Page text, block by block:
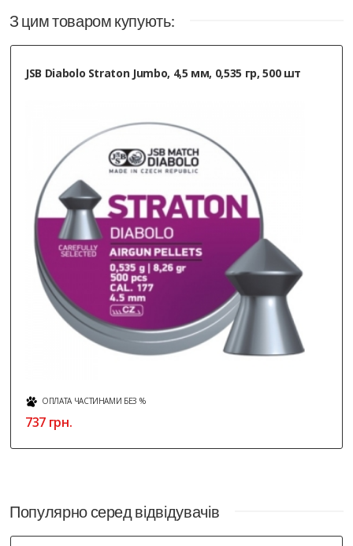
З цим товаром купують:
JSB Diabolo Straton Jumbo, 4,5 мм, 0,535 гр, 500 шт
ОПЛАТА ЧАСТИНАМИ БЕЗ %
737 грн.
Популярно серед відвідувачів